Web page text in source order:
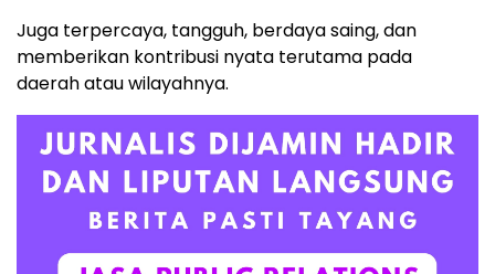
Juga terpercaya, tangguh, berdaya saing, dan
memberikan kontribusi nyata terutama pada
daerah atau wilayahnya.